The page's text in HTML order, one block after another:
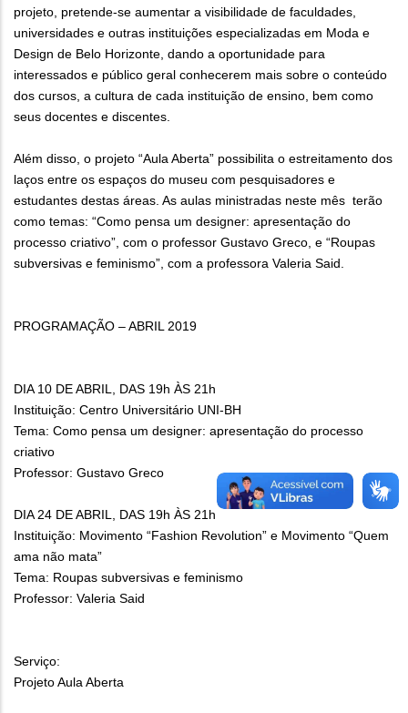
projeto, pretende-se aumentar a visibilidade de faculdades,
universidades e outras instituições especializadas em Moda e
Design de Belo Horizonte, dando a oportunidade para
interessados e público geral conhecerem mais sobre o conteúdo
dos cursos, a cultura de cada instituição de ensino, bem como
seus docentes e discentes.
Além disso, o projeto “Aula Aberta” possibilita o estreitamento dos
laços entre os espaços do museu com pesquisadores e
estudantes destas áreas. As aulas ministradas neste mês terão
como temas: “Como pensa um designer: apresentação do
processo criativo”, com o professor Gustavo Greco, e “Roupas
subversivas e feminismo”, com a professora Valeria Said.
PROGRAMAÇÃO – ABRIL 2019
DIA 10 DE ABRIL, DAS 19h ÀS 21h
Instituição: Centro Universitário UNI-BH
Tema: Como pensa um designer: apresentação do processo
criativo
Professor: Gustavo Greco
DIA 24 DE ABRIL, DAS 19h ÀS 21h
Instituição: Movimento “Fashion Revolution” e Movimento “Quem
ama não mata”
Tema: Roupas subversivas e feminismo
Professor: Valeria Said
Serviço:
Projeto Aula Aberta